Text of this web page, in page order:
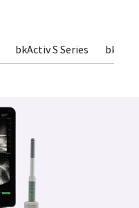
bkActiv S Series